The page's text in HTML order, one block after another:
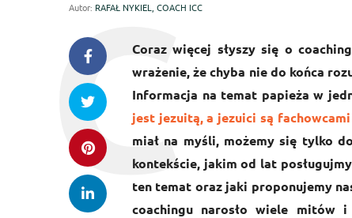
Autor: RAFAŁ NYKIEL, COACH ICC
Coraz więcej słyszy się o
wrażenie, że chyba nie do końca
Informacja na temat papieża w
jest jezuitą, a jezuici są
miał na myśli, możemy się tylko
kontekście, jakim od lat
ten temat oraz jaki proponujemy
coachingu narosło wiele mitów